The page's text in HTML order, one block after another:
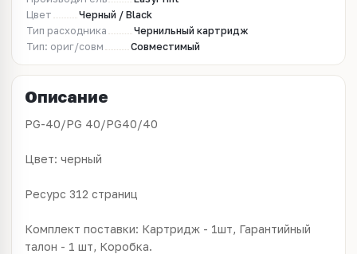
Цвет
Черный / Black
Тип расходника
Чернильный картридж
Тип: ориг/совм
Совместимый
Описание
PG-40/PG 40/PG40/40
Цвет: черный
Ресурс 312 страниц
Комплект поставки: Картридж - 1шт, Гарантийный
талон - 1 шт, Коробка.